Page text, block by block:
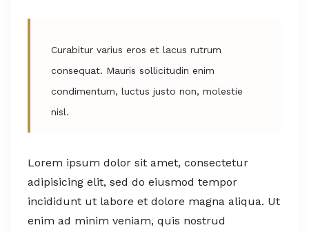
Curabitur varius eros et lacus rutrum
consequat. Mauris sollicitudin enim
condimentum, luctus justo non, molestie
nisl.
Lorem ipsum dolor sit amet, consectetur
adipisicing elit, sed do eiusmod tempor
incididunt ut labore et dolore magna aliqua. Ut
enim ad minim veniam, quis nostrud